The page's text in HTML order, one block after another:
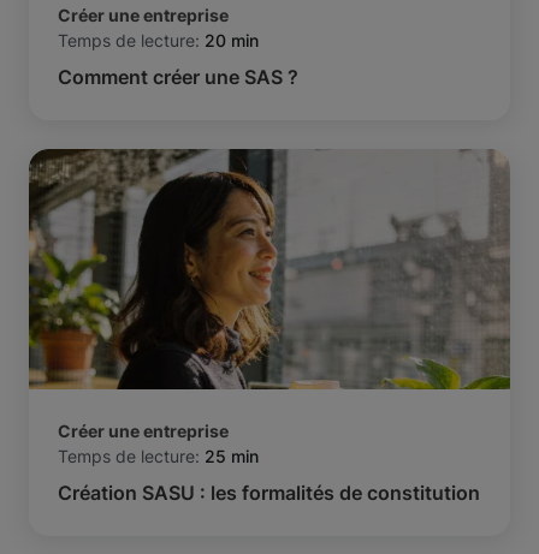
Créer une entreprise
Temps de lecture: 20 min
Comment créer une SAS ?
Créer une entreprise
Temps de lecture: 25 min
Création SASU : les formalités de constitution